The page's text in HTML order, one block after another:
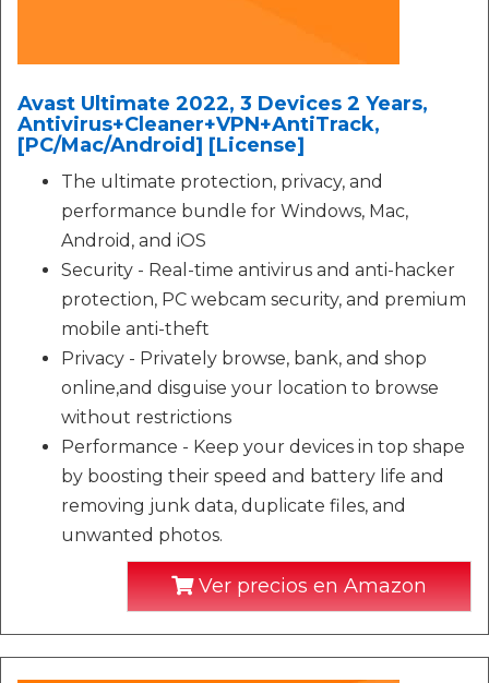
Avast Ultimate 2022, 3 Devices 2 Years,
Antivirus+Cleaner+VPN+AntiTrack,
[PC/Mac/Android] [License]
The ultimate protection, privacy, and
performance bundle for Windows, Mac,
Android, and iOS
Security - Real-time antivirus and anti-hacker
protection, PC webcam security, and premium
mobile anti-theft
Privacy - Privately browse, bank, and shop
online,and disguise your location to browse
without restrictions
Performance - Keep your devices in top shape
by boosting their speed and battery life and
removing junk data, duplicate files, and
unwanted photos.
Ver precios en Amazon